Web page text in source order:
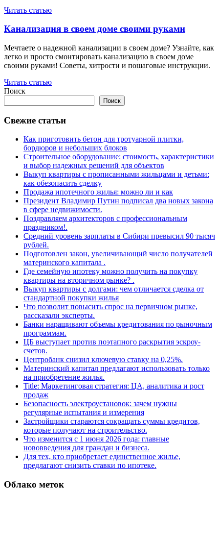
Читать статью
Канализация в своем доме своими руками
Мечтаете о надежной канализации в своем доме? Узнайте, как
легко и просто смонтировать канализацию в своем доме
своими руками! Советы, хитрости и пошаговые инструкции.
Читать статью
Поиск
Поиск
Свежие статьи
Как приготовить бетон для тротуарной плитки,
бордюров и небольших блоков
Строительное оборудование: стоимость, характеристики
и выбор надежных решений для объектов
Выкуп квартиры с прописанными жильцами и детьми:
как обезопасить сделку
Продажа ипотечного жилья: можно ли и как
Президент Владимир Путин подписал два новых закона
в сфере недвижимости.
Поздравляем архитекторов с профессиональным
праздником!.
Средний уровень зарплаты в Сибири превысил 90 тысяч
рублей.
Подготовлен закон, увеличивающий число получателей
материнского капитала .
Где семейную ипотеку можно получить на покупку
квартиры на вторичном рынке? .
Выкуп квартиры с долгами: чем отличается сделка от
стандартной покупки жилья
Что позволит повысить спрос на первичном рынке,
рассказали эксперты.
Банки наращивают объемы кредитования по рыночным
программам.
ЦБ выступает против поэтапного раскрытия эскроу-
счетов.
Центробанк снизил ключевую ставку на 0,25%.
Материнский капитал предлагают использовать только
на приобретение жилья.
Title: Маркетинговая стратегия: ЦА, аналитика и рост
продаж
Безопасность электроустановок: зачем нужны
регулярные испытания и измерения
Застройщики стараются сокращать суммы кредитов,
которые получают на строительство.
Что изменится с 1 июня 2026 года: главные
нововведения для граждан и бизнеса.
Для тех, кто приобретает единственное жилье,
предлагают снизить ставки по ипотеке.
Облако меток